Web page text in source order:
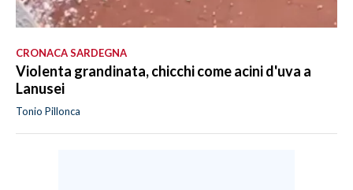
CRONACA SARDEGNA
Violenta grandinata, chicchi come acini d'uva a
Lanusei
Tonio Pillonca